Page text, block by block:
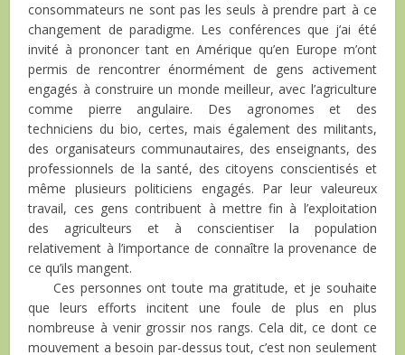
consommateurs ne sont pas les seuls à prendre part à ce
changement de paradigme. Les conférences que j’ai été
invité à prononcer tant en Amérique qu’en Europe m’ont
permis de rencontrer énormément de gens activement
engagés à construire un monde meilleur, avec l’agriculture
comme pierre angulaire. Des agronomes et des
techniciens du bio, certes, mais également des militants,
des organisateurs communautaires, des enseignants, des
professionnels de la santé, des citoyens conscientisés et
même plusieurs politiciens engagés. Par leur valeureux
travail, ces gens contribuent à mettre fin à l’exploitation
des agriculteurs et à conscientiser la population
relativement à l’importance de connaître la provenance de
ce qu’ils mangent.
Ces personnes ont toute ma gratitude, et je souhaite
que leurs efforts incitent une foule de plus en plus
nombreuse à venir grossir nos rangs. Cela dit, ce dont ce
mouvement a besoin par-dessus tout, c’est non seulement